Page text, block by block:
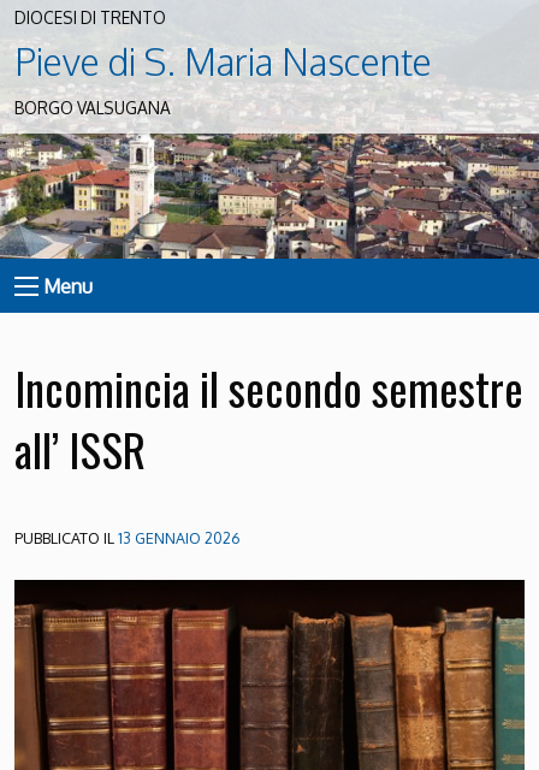
DIOCESI DI TRENTO
Pieve di S. Maria Nascente
BORGO VALSUGANA
Menu
Incomincia il secondo semestre
all’ ISSR
PUBBLICATO IL13 GENNAIO 2026